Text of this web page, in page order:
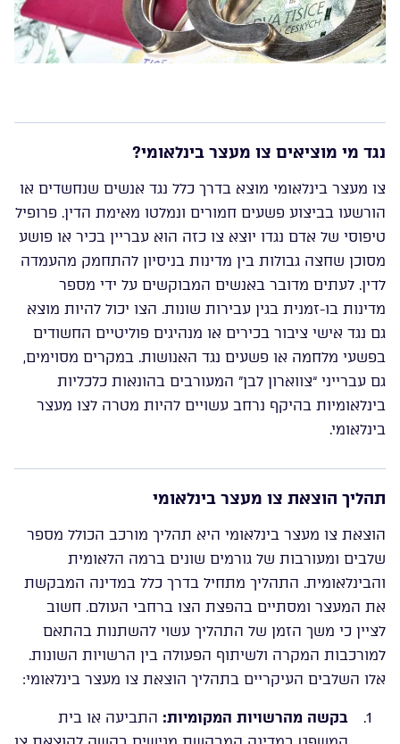
נגד מי מוציאים צו מעצר בינלאומי?
צו מעצר בינלאומי מוצא בדרך כלל נגד אנשים שנחשדים או
הורשעו בביצוע פשעים חמורים ונמלטו מאימת הדין. פרופיל
טיפוסי של אדם נגדו יוצא צו כזה הוא עבריין בכיר או פושע
מסוכן שחצה גבולות בין מדינות בניסיון להתחמק מהעמדה
לדין. לעתים מדובר באנשים המבוקשים על ידי מספר
מדינות בו-זמנית בגין עבירות שונות. הצו יכול להיות מוצא
גם נגד אישי ציבור בכירים או מנהיגים פוליטיים החשודים
בפשעי מלחמה או פשעים נגד האנושות. במקרים מסוימים,
גם עברייני “צווארון לבן” המעורבים בהונאות כלכליות
בינלאומיות בהיקף נרחב עשויים להיות מטרה לצו מעצר
בינלאומי.
תהליך הוצאת צו מעצר בינלאומי
הוצאת צו מעצר בינלאומי היא תהליך מורכב הכולל מספר
שלבים ומעורבות של גורמים שונים ברמה הלאומית
והבינלאומית. התהליך מתחיל בדרך כלל במדינה המבקשת
את המעצר ומסתיים בהפצת הצו ברחבי העולם. חשוב
לציין כי משך הזמן של התהליך עשוי להשתנות בהתאם
למורכבות המקרה ולשיתוף הפעולה בין הרשויות השונות.
אלו השלבים העיקריים בתהליך הוצאת צו מעצר בינלאומי:
בקשה מהרשויות המקומיות: התביעה או בית